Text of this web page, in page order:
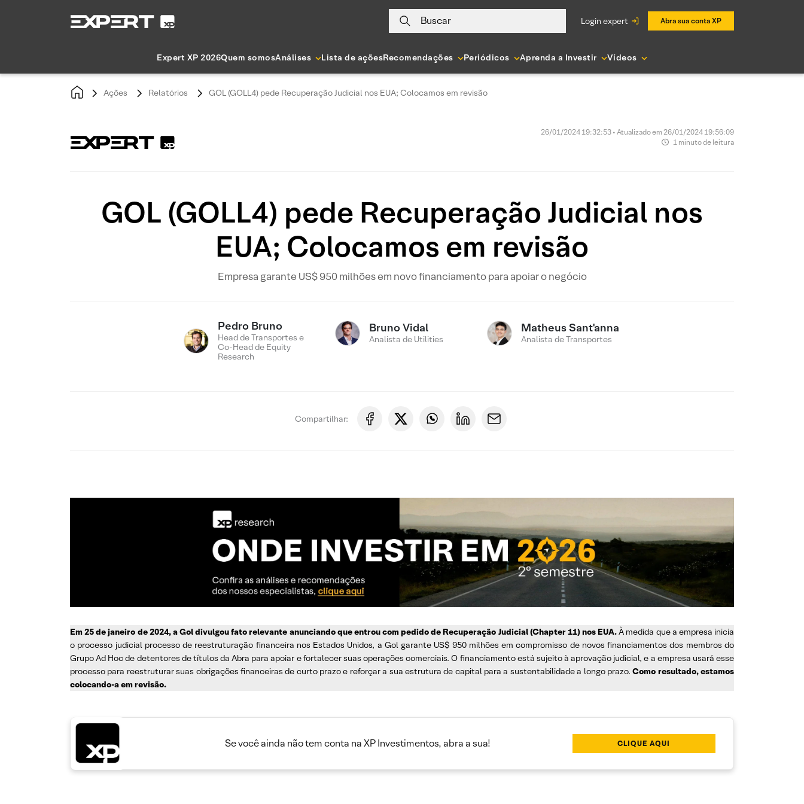
Buscar login expert Abra sua conta XP
Expert XP 2026Quem somosAnálises Lista de açõesRecomendações Periódicos Aprenda a Investir Vídeos
Ações Relatórios GOL (GOLL4) pede Recuperação Judicial nos EUA; Colocamos em revisão
26/01/2024 19:32:53 • Atualizado em 26/01/2024 19:56:09
1 minuto de leitura
GOL (GOLL4) pede Recuperação Judicial nos
EUA; Colocamos em revisão
Empresa garante US$ 950 milhões em novo financiamento para apoiar o negócio
Pedro Bruno
Head de Transportes e
Co-Head de Equity
Research
Bruno Vidal
Analista de Utilities
Matheus Sant'anna
Analista de Transportes
Compartilhar:
Em 25 de janeiro de 2024, a Gol divulgou fato relevante anunciando que entrou com pedido de Recuperação Judicial (Chapter 11) nos EUA.À medida que a empresa inicia
o processo judicial processo de reestruturação financeira nos Estados Unidos, a Gol garante US$ 950 milhões em compromisso de novos financiamentos dos membros do
Grupo Ad Hoc de detentores de títulos da Abra para apoiar e fortalecer suas operações comerciais. O financiamento está sujeito à aprovação judicial, e a empresa usará esse
processo para reestruturar suas obrigações financeiras de curto prazo e reforçar a sua estrutura de capital para a sustentabilidade a longo prazo.Como resultado, estamos
colocando-a em revisão.
Se você ainda não tem conta na XP Investimentos, abra a sua! CLIQUE AQUI